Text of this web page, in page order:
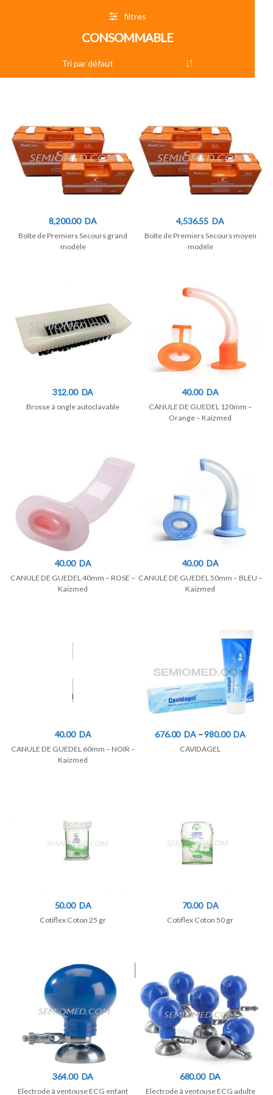
filtres
CONSOMMABLE
8,200.00 DA
Boîte de Premiers Secours grand
modèle
4,536.55 DA
Boîte de Premiers Secours moyen
modèle
312.00 DA
Brosse à ongle autoclavable
40.00 DA
CANULE DE GUEDEL 120mm –
Orange – Kaizmed
40.00 DA
CANULE DE GUEDEL 40mm – ROSE –
Kaizmed
40.00 DA
CANULE DE GUEDEL 50mm – BLEU –
Kaizmed
40.00 DA
CANULE DE GUEDEL 60mm – NOIR –
Kaizmed
676.00 DA–980.00 DA
CAVIDAGEL
50.00 DA
Cotiflex Coton 25 gr
70.00 DA
Cotiflex Coton 50 gr
364.00 DA
Electrode à ventouse ECG enfant
680.00 DA
Electrode à ventouse ECG adulte